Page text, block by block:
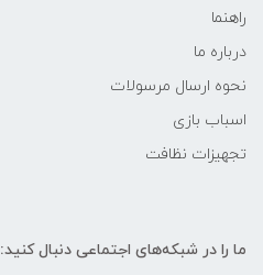
راهنما
درباره ما
نحوه ارسال مرسولات
اسباب بازی
تجهیزات نظافت
ما را در شبکه‌های اجتماعی دنبال کنید: